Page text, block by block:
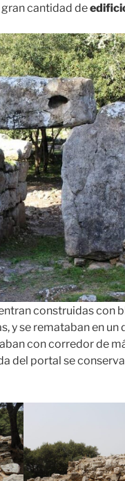
gran cantidad de
construidas con
y se remataban en un
con corredor de
del portal se